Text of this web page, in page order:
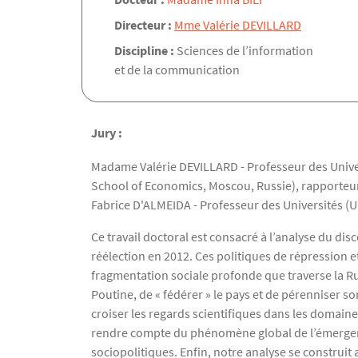
Directeur : Mme Valérie DEVILLARD
Discipline : Sciences de l’information
et de la communication
Jury :
Madame Valérie DEVILLARD - Professeur des
School of Economics, Moscou, Russie),
Fabrice D'ALMEIDA - Professeur des Universités
Ce travail doctoral est consacré à l’analyse du
réélection en 2012. Ces politiques de répression
fragmentation sociale profonde que traverse la
Poutine, de « fédérer » le pays et de pérenniser
croiser les regards scientifiques dans les
rendre compte du phénomène global de
sociopolitiques. Enfin, notre analyse se construit